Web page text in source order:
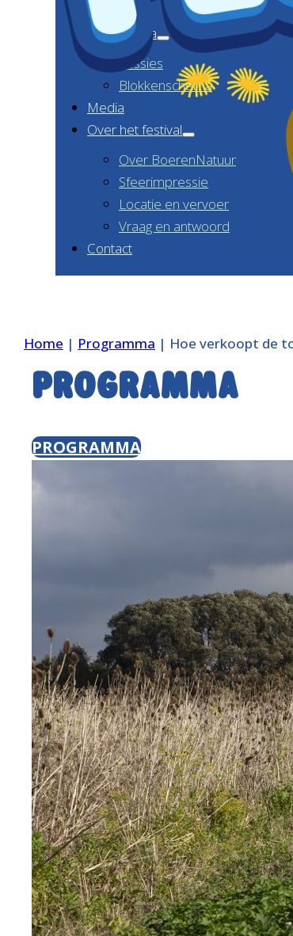
Home
Programma
Sessies
Blokkenschema
Media
Over het festival
Over BoerenNatuur
Sfeerimpressie
Locatie en vervoer
Vraag en antwoord
Contact
Home | Programma | Hoe verkoopt de
Programma
PROGRAMMA